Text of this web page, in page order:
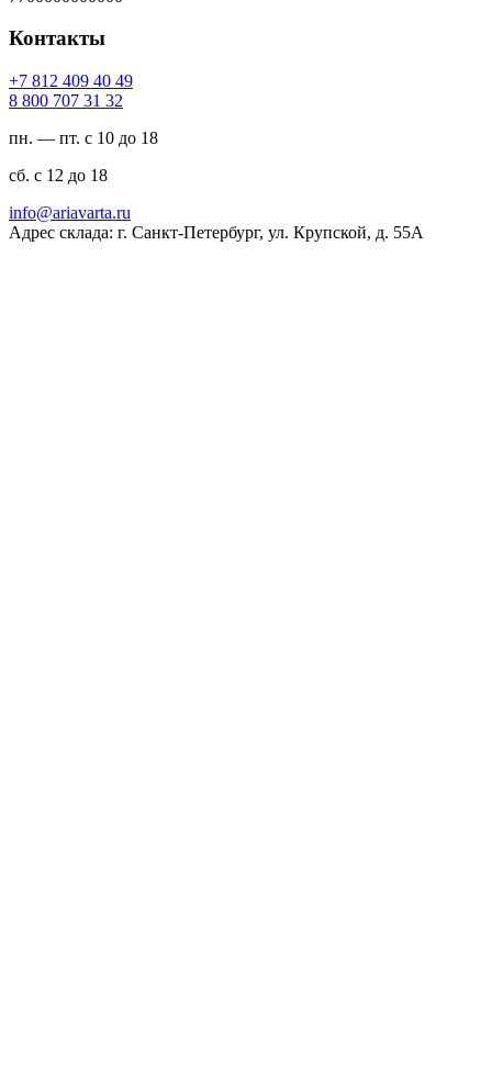
Контакты
94 04 904 218 7+
23 13 707 008 8
пн. — пт. с 10 до 18
сб. с 12 до 18
ur.atravaira@ofni
Адрес склада: г. Санкт-Петербург, ул. Крупской, д. 55А